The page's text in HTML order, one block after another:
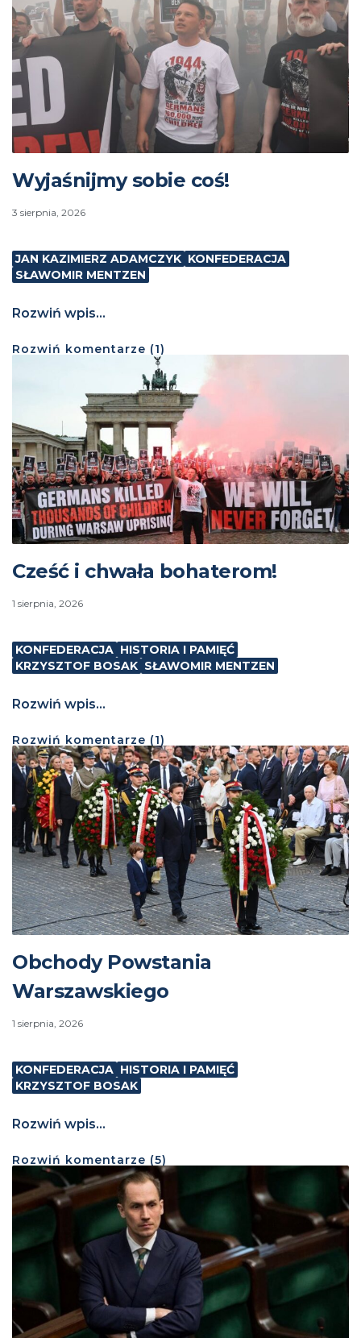
Wyjaśnijmy sobie coś!
3 sierpnia, 2026
JAN KAZIMIERZ ADAMCZYK KONFEDERACJA
SŁAWOMIR MENTZEN
Rozwiń wpis...
Rozwiń komentarze (1)
Cześć i chwała bohaterom!
1 sierpnia, 2026
KONFEDERACJA HISTORIA I PAMIĘĆ
KRZYSZTOF BOSAK SŁAWOMIR MENTZEN
Rozwiń wpis...
Rozwiń komentarze (1)
Obchody Powstania
Warszawskiego
1 sierpnia, 2026
KONFEDERACJA HISTORIA I PAMIĘĆ
KRZYSZTOF BOSAK
Rozwiń wpis...
Rozwiń komentarze (5)